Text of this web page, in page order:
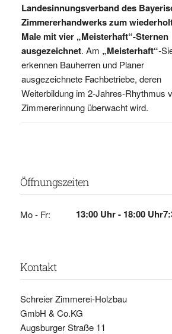
Landesinnungsverband des
Zimmererhandwerks zum
Male mit vier „Meisterhaft“-Sternen
ausgezeichnet. Am „Meisterhaft“-
erkennen Bauherren und Planer
ausgezeichnete Fachbetriebe, deren
Weiterbildung im 2-Jahres-Rhythmus
Zimmererinnung überwacht wird.
Öffnungszeiten
Mo - Fr: 13:00 Uhr - 18:00 Uhr
Kontakt
Schreier Zimmerei-Holzbau
GmbH & Co.KG
Augsburger Straße 11